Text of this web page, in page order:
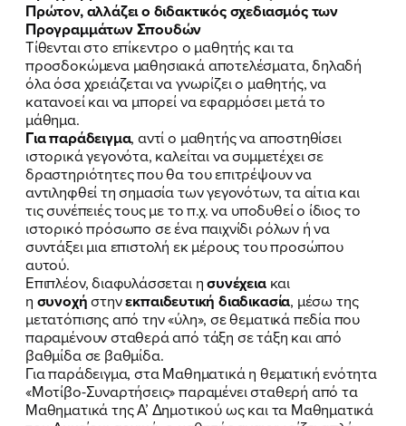
Πρώτον, αλλάζει ο διδακτικός σχεδιασμός των
Προγραμμάτων Σπουδών
Τίθενται στο επίκεντρο ο μαθητής και τα
προσδοκώμενα μαθησιακά αποτελέσματα, δηλαδή
όλα όσα χρειάζεται να γνωρίζει ο μαθητής, να
κατανοεί και να μπορεί να εφαρμόσει μετά το
μάθημα.
Για παράδειγμα, αντί ο μαθητής να αποστηθίσει
ιστορικά γεγονότα, καλείται να συμμετέχει σε
δραστηριότητες που θα του επιτρέψουν να
αντιληφθεί τη σημασία των γεγονότων, τα αίτια και
τις συνέπειές τους με το π.χ. να υποδυθεί ο ίδιος το
ιστορικό πρόσωπο σε ένα παιχνίδι ρόλων ή να
συντάξει μια επιστολή εκ μέρους του προσώπου
αυτού.
Επιπλέον, διαφυλάσσεται ησυνέχειακαι
η συνοχήστηνεκπαιδευτική διαδικασία, μέσω της
μετατόπισης από την «ύλη», σε θεματικά πεδία που
παραμένουν σταθερά από τάξη σε τάξη και από
βαθμίδα σε βαθμίδα.
Για παράδειγμα, στα Μαθηματικά η θεματική ενότητα
«Μοτίβο-Συναρτήσεις» παραμένει σταθερή από τα
Μαθηματικά της Α’ Δημοτικού ως και τα Μαθηματικά